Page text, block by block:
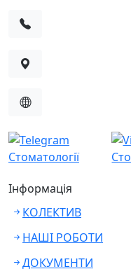
Інформація
КОЛЕКТИВ
НАШІ РОБОТИ
ДОКУМЕНТИ